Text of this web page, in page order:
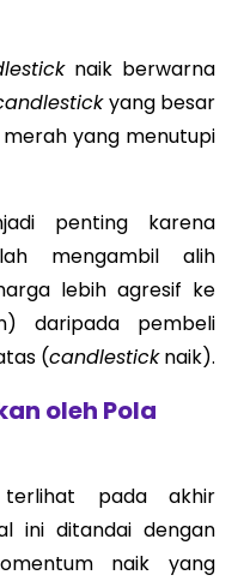
naik berwarna
yang besar
yang menutupi
penting karena
mengambil alih
lebih agresif ke
​​daripada pembeli
(candlesticknaik).
oleh Pola
pada akhir
ini ditandai dengan
naik yang